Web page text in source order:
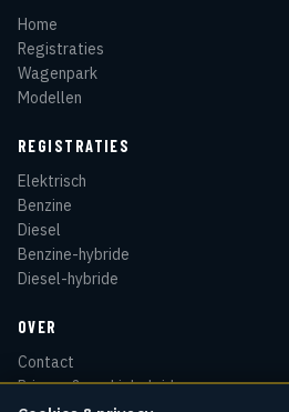
Home
Registraties
Wagenpark
Modellen
REGISTRATIES
Elektrisch
Benzine
Diesel
Benzine-hybride
Diesel-hybride
OVER
Contact
Privacy & cookiebeleid